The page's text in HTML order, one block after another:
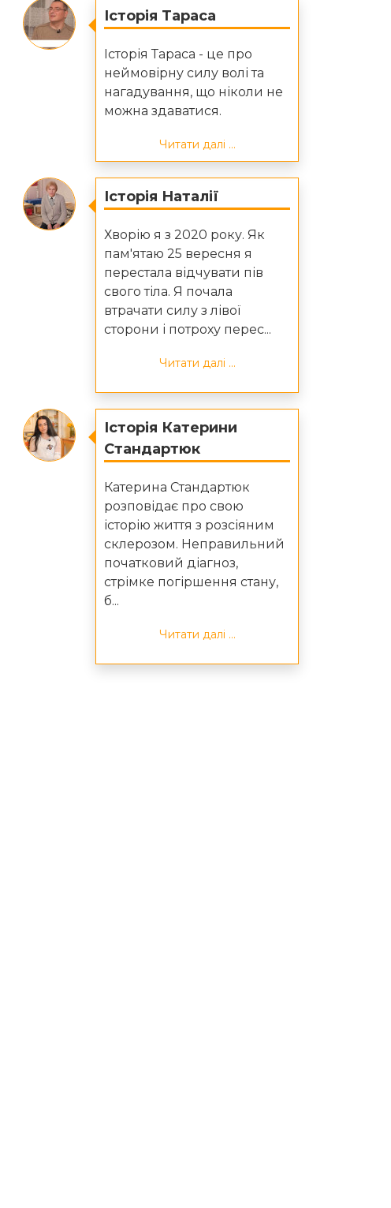
Історія Тараса
Історія Тараса - це про
неймовірну силу волі та
нагадування, що ніколи не
можна здаватися.
Читати далі ...
Історія Наталії
Хворію я з 2020 року. Як
пам'ятаю 25 вересня я
перестала відчувати пів
свого тіла. Я почала
втрачати силу з лівої
сторони і потроху перес...
Читати далі ...
Історія Катерини
Стандартюк
Катерина Стандартюк
розповідає про свою
історію життя з розсіяним
склерозом. Неправильний
початковий діагноз,
стрімке погіршення стану,
б...
Читати далі ...